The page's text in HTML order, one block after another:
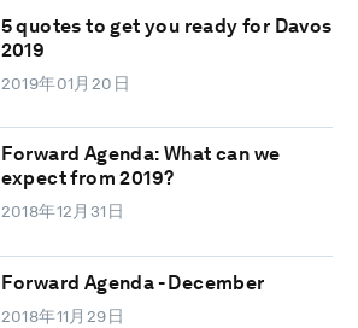
5 quotes to get you ready for Davos
2019
2019年01月20日
Forward Agenda: What can we
expect from 2019?
2018年12月31日
Forward Agenda - December
2018年11月29日